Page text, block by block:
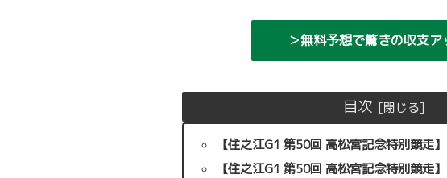
＞無料予想で驚きの収支ア
目次
【住之江G1 第50回 高松宮記念特別競走
【住之江G1 第50回 高松宮記念特別競走